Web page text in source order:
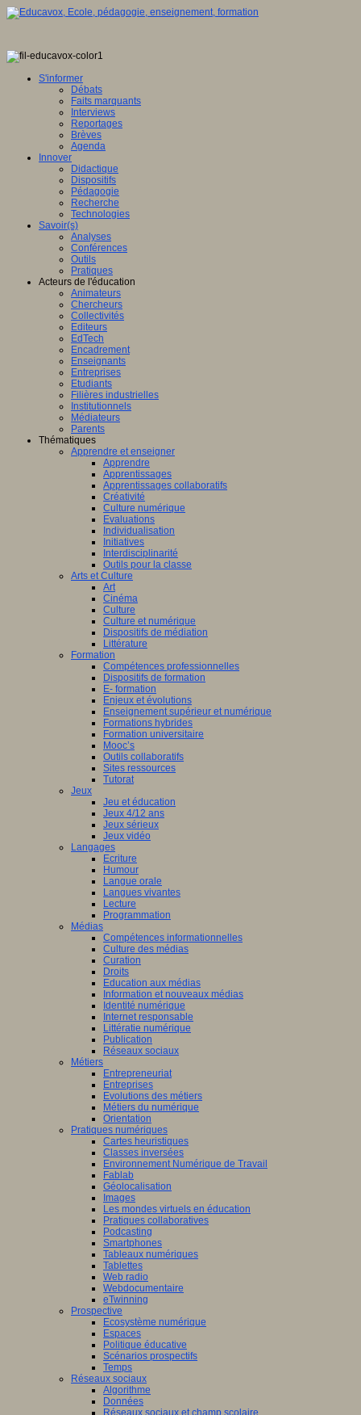
S'informer
Débats
Faits marquants
Interviews
Reportages
Brèves
Agenda
Innover
Didactique
Dispositifs
Pédagogie
Recherche
Technologies
Savoir(s)
Analyses
Conférences
Outils
Pratiques
Acteurs de l'éducation
Animateurs
Chercheurs
Collectivités
Editeurs
EdTech
Encadrement
Enseignants
Entreprises
Etudiants
Filières industrielles
Institutionnels
Médiateurs
Parents
Thématiques
Apprendre et enseigner
Apprendre
Apprentissages
Apprentissages collaboratifs
Créativité
Culture numérique
Evaluations
Individualisation
Initiatives
Interdisciplinarité
Outils pour la classe
Arts et Culture
Art
Cinéma
Culture
Culture et numérique
Dispositifs de médiation
Littérature
Formation
Compétences professionnelles
Dispositifs de formation
E- formation
Enjeux et évolutions
Enseignement supérieur et numérique
Formations hybrides
Formation universitaire
Mooc’s
Outils collaboratifs
Sites ressources
Tutorat
Jeux
Jeu et éducation
Jeux 4/12 ans
Jeux sérieux
Jeux vidéo
Langages
Ecriture
Humour
Langue orale
Langues vivantes
Lecture
Programmation
Médias
Compétences informationnelles
Culture des médias
Curation
Droits
Education aux médias
Information et nouveaux médias
Identité numérique
Internet responsable
Littératie numérique
Publication
Réseaux sociaux
Métiers
Entrepreneuriat
Entreprises
Evolutions des métiers
Métiers du numérique
Orientation
Pratiques numériques
Cartes heuristiques
Classes inversées
Environnement Numérique de Travail
Fablab
Géolocalisation
Images
Les mondes virtuels en éducation
Pratiques collaboratives
Podcasting
Smartphones
Tableaux numériques
Tablettes
Web radio
Webdocumentaire
eTwinning
Prospective
Ecosystème numérique
Espaces
Politique éducative
Scénarios prospectifs
Temps
Réseaux sociaux
Algorithme
Données
Réseaux sociaux et champ scolaire